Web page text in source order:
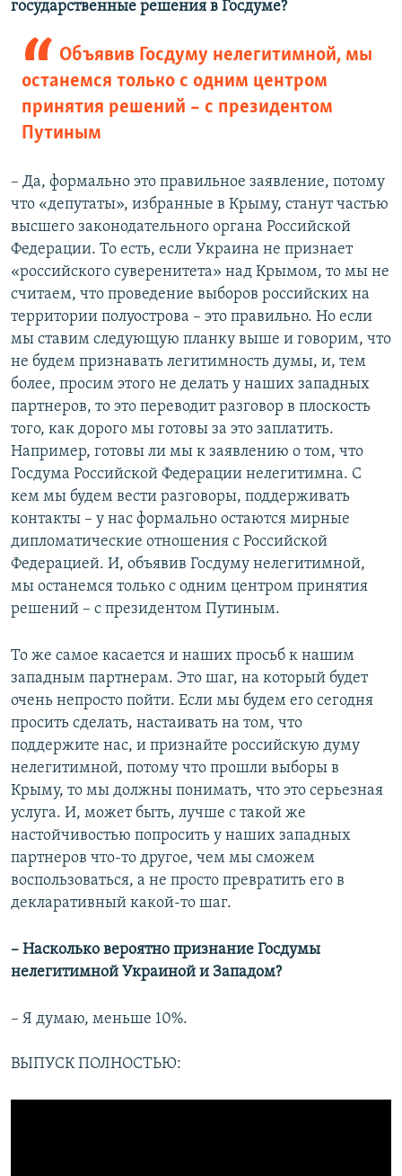
государственные решения в Госдуме?
Объявив Госдуму нелегитимной, мы
останемся только с одним центром
принятия решений – с президентом
Путиным
– Да, формально это правильное заявление, потому
что «депутаты», избранные в Крыму, станут частью
высшего законодательного органа Российской
Федерации. То есть, если Украина не признает
«российского суверенитета» над Крымом, то мы не
считаем, что проведение выборов российских на
территории полуострова – это правильно. Но если
мы ставим следующую планку выше и говорим, что
не будем признавать легитимность думы, и, тем
более, просим этого не делать у наших западных
партнеров, то это переводит разговор в плоскость
того, как дорого мы готовы за это заплатить.
Например, готовы ли мы к заявлению о том, что
Госдума Российской Федерации нелегитимна. С
кем мы будем вести разговоры, поддерживать
контакты – у нас формально остаются мирные
дипломатические отношения с Российской
Федерацией. И, объявив Госдуму нелегитимной,
мы останемся только с одним центром принятия
решений – с президентом Путиным.
То же самое касается и наших просьб к нашим
западным партнерам. Это шаг, на который будет
очень непросто пойти. Если мы будем его сегодня
просить сделать, настаивать на том, что
поддержите нас, и признайте российскую думу
нелегитимной, потому что прошли выборы в
Крыму, то мы должны понимать, что это серьезная
услуга. И, может быть, лучше с такой же
настойчивостью попросить у наших западных
партнеров что-то другое, чем мы сможем
воспользоваться, а не просто превратить его в
декларативный какой-то шаг.
– Насколько вероятно признание Госдумы
нелегитимной Украиной и Западом?
– Я думаю, меньше 10%.
ВЫПУСК ПОЛНОСТЬЮ: